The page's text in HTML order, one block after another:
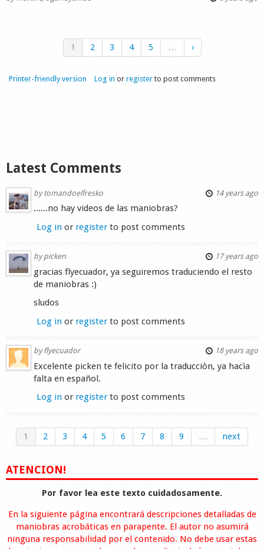
1 2 3 4 5 … ›
Printer-friendly version Log in or register to post comments
Latest Comments
bytomandoelfresko 14 years ago
......no hay videos de las maniobras?
Log in or registerto post comments
bypicken 17 years ago
gracias flyecuador, ya seguiremos traduciendo el resto
de maniobras :)
sludos
Log in or registerto post comments
byflyecuador 18 years ago
Excelente picken te felicito por la traducciòn, ya hacìa
falta en español.
Log in or registerto post comments
1 2 3 4 5 6 7 8 9 … next
ATENCION!
Por favor lea este texto cuidadosamente.
En la siguiente página encontrará descripciones detalladas de
maniobras acrobáticas en parapente. El autor no asumirá
ninguna responsabilidad por el contenido. No debe usar estas